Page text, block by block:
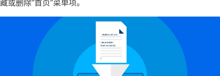
藏或删除“首页”菜单项。